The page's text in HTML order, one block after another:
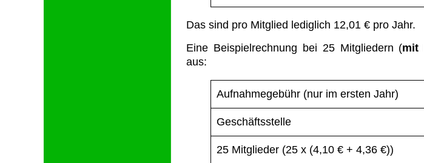
Das sind pro Mitglied lediglich 12,01 € pro Jahr.
Eine Beispielrechnung bei 25 Mitgliedern (mit
aus:
Aufnahmegebühr (nur im ersten Jahr)
Geschäftsstelle
25 Mitglieder (25 x (4,10 € + 4,36 €))